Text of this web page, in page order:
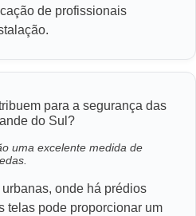
de profissionais
para a segurança das
do Sul?
uma excelente medida de
onde há prédios
telas pode proporcionar um